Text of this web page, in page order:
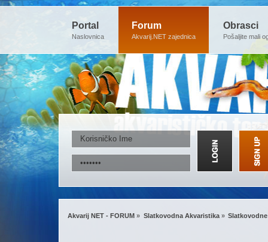
Portal
Naslovnica
Forum
Akvarij.NET zajednica
Obrasci
Pošaljite mali
Akvarij NET - FORUM » Slatkovodna Akvaristika»